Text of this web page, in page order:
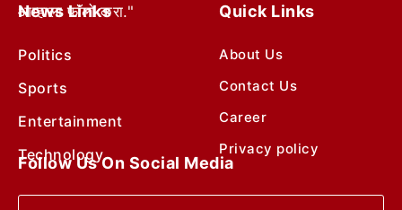
आम्हाला फॉलो करा."
News Links
Politics
Sports
Entertainment
Technology
Quick Links
About Us
Contact Us
Career
Privacy policy
Follow Us On Social Media